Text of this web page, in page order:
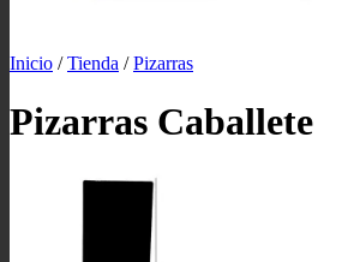
Inicio / Tienda / Pizarras
Pizarras Caballete